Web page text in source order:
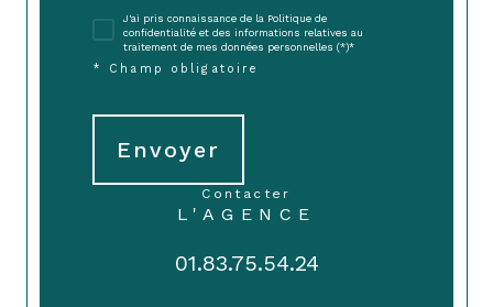
J'ai pris connaissance de la Politique de
confidentialité et des informations relatives au
traitement de mes données personnelles (*)*
* Champ obligatoire
Envoyer
contacter
L'AGENCE
01.83.75.54.24